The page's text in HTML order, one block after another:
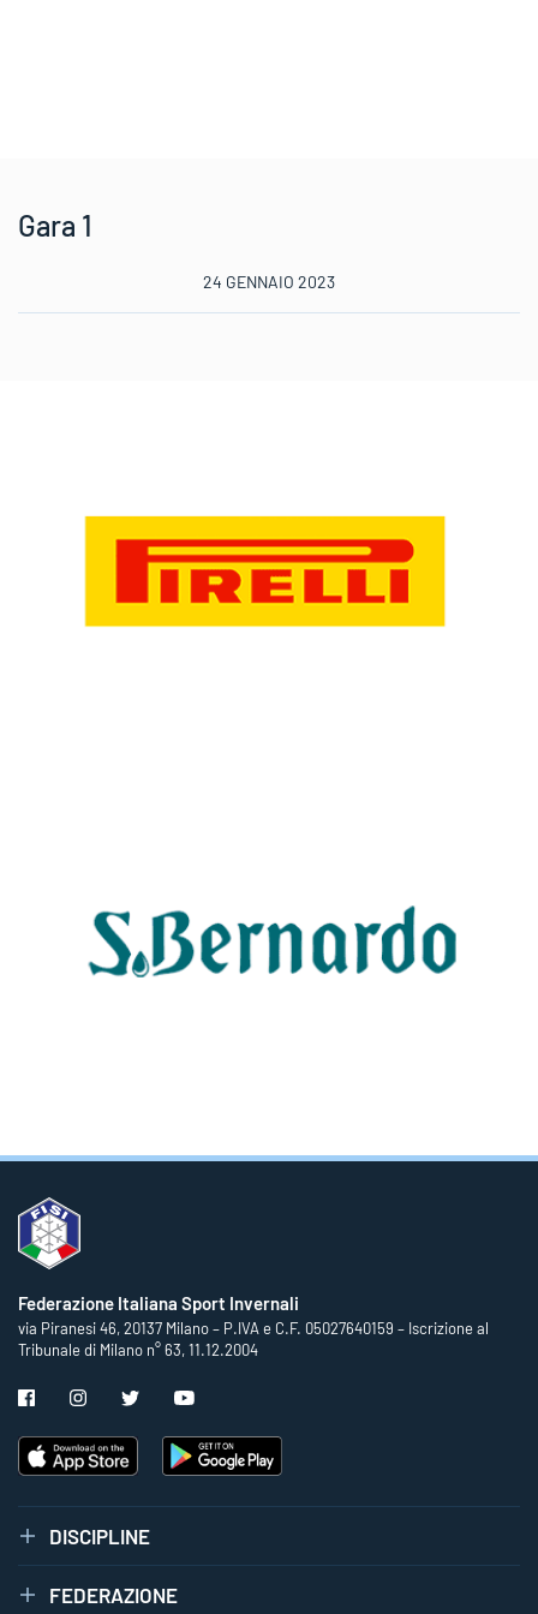
Gara 1
24 GENNAIO 2023
Federazione Italiana Sport Invernali
via Piranesi 46, 20137 Milano – P.IVA e C.F. 05027640159 – Iscrizione al
Tribunale di Milano n° 63, 11.12.2004
DISCIPLINE
FEDERAZIONE